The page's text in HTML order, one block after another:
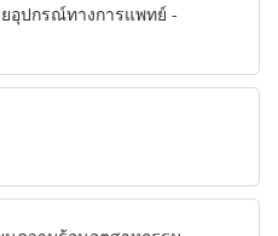
อุปกรณ์ทางการแพทย์ -